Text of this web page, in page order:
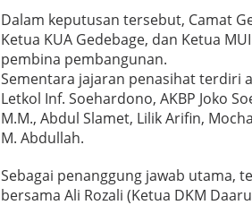
Dalam keputusan tersebut, Camat
Ketua KUA Gedebage, dan Ketua
pembina pembangunan.
Sementara jajaran penasihat terdiri
Letkol Inf. Soehardono, AKBP Joko
M.M., Abdul Slamet, Lilik Arifin,
M. Abdullah.
Sebagai penanggung jawab utama,
bersama Ali Rozali (Ketua DKM